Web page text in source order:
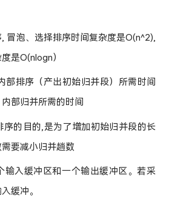
冒泡、选择排序时间复杂度是O(n^2),
是O(nlogn）
部排序（产出初始归并段）所需时间
部归并所需的时间
序的目的,是为了增加初始归并段的长
要减小归并趟数
输入缓冲区和一个输出缓冲区。若采
缓冲。